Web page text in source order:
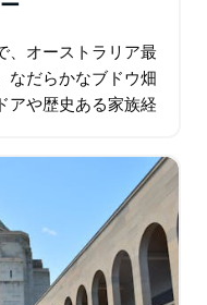
、オーストラリア最
なだらかなブドウ畑
アや歴史ある家族経